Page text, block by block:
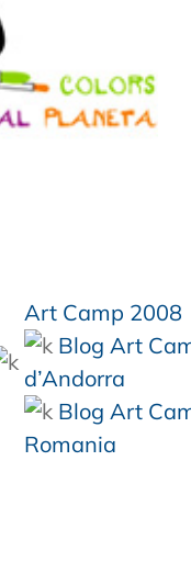
Art Camp 2008
Blog Art
d’Andorra
Blog Art
Romania